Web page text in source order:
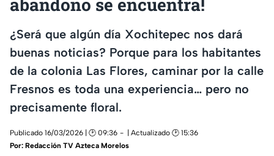
abandono se encuentra!
¿Será que algún día Xochitepec nos dará
buenas noticias? Porque para los habitantes
de la colonia Las Flores, caminar por la calle
Fresnos es toda una experiencia… pero no
precisamente floral.
Publicado 16/03/2026 | 🕑 09:36
| Actualizado 🕑 15:36
Por: Redacción TV Azteca Morelos